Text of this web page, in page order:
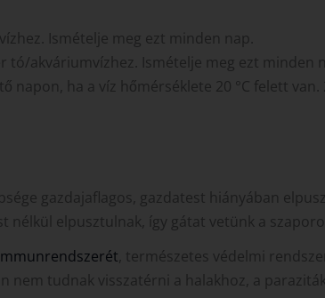
Ismételje meg ezt minden nap.
tó/akváriumvízhez. Ismételje meg ezt minden
napon, ha a víz hőmérséklete 20 °C felett
gazdajaflagos, gazdatest hiányában
elpusztulnak, így gátat vetünk a
, természetes védelmi
tudnak visszatérni a halakhoz, a